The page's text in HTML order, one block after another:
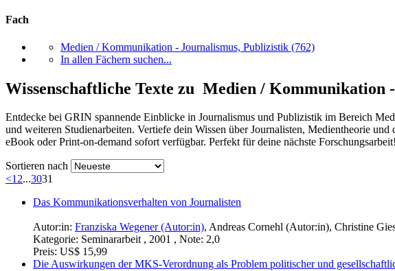
Fach
Medien / Kommunikation - Journalismus, Publizistik (762)
In allen Fächern suchen...
Wissenschaftliche Texte zu Medien / Kommunikation
Entdecke bei GRIN spannende Einblicke in Journalismus und Publizistik im Bereich
und weiteren Studienarbeiten. Vertiefe dein Wissen über Journalisten, Medientheorie
eBook oder Print-on-demand sofort verfügbar. Perfekt für deine nächste Forschungsarbeit!
Sortieren nach
<12...3031
Das Kommunikationsverhalten von Journalisten
Autor:in: Franziska Wegener (Autor:in), Andreas Cornehl (Autor:in), Christine
Kategorie: Seminararbeit , 2001 , Note: 2,0
Preis: US$ 15,99
Die Auswirkungen der MKS-Verordnung als Problem politischer und